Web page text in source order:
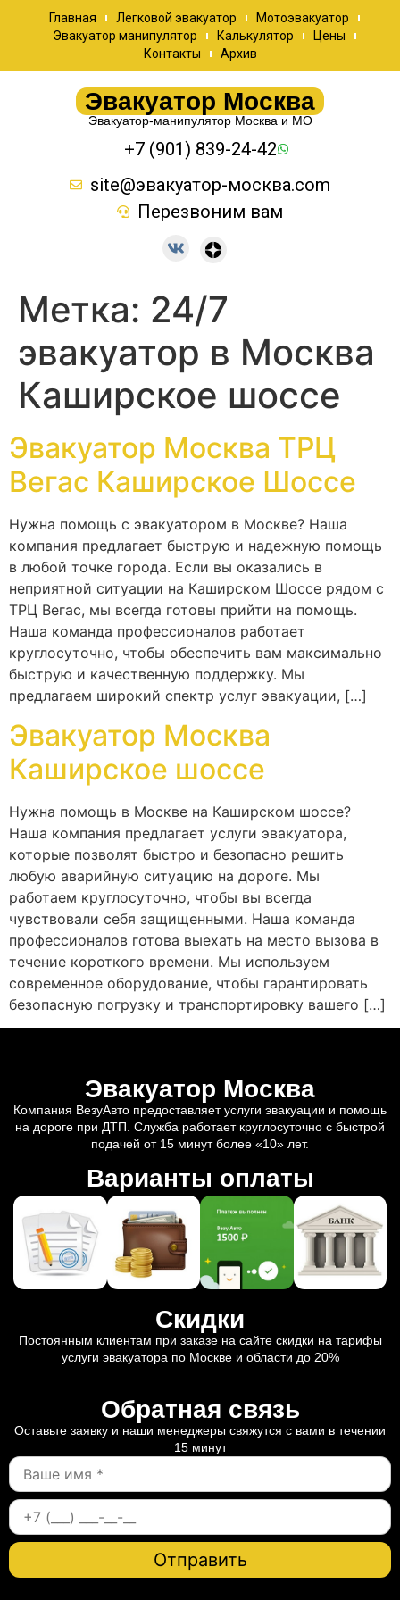
Главная Легковой эвакуатор
Мотоэвакуатор
Эвакуатор манипулятор
Калькулятор
Цены
Контакты
Архив
Эвакуатор Москва
Эвакуатор-манипулятор Москва и МО
+7 (901) 839-24-42
site@эвакуатор-москва.com
Перезвоним вам
Метка: 24/7
эвакуатор в Москва
Каширское шоссе
Эвакуатор Москва ТРЦ
Вегас Каширское Шоссе
Нужна помощь с эвакуатором в Москве? Наша
компания предлагает быструю и надежную помощь
в любой точке города. Если вы оказались в
неприятной ситуации на Каширском Шоссе рядом с
ТРЦ Вегас, мы всегда готовы прийти на помощь.
Наша команда профессионалов работает
круглосуточно, чтобы обеспечить вам максимально
быструю и качественную поддержку. Мы
предлагаем широкий спектр услуг эвакуации, […]
Эвакуатор Москва
Каширское шоссе
Нужна помощь в Москве на Каширском шоссе?
Наша компания предлагает услуги эвакуатора,
которые позволят быстро и безопасно решить
любую аварийную ситуацию на дороге. Мы
работаем круглосуточно, чтобы вы всегда
чувствовали себя защищенными. Наша команда
профессионалов готова выехать на место вызова в
течение короткого времени. Мы используем
современное оборудование, чтобы гарантировать
безопасную погрузку и транспортировку вашего […]
Эвакуатор Москва
Компания ВезуАвто предоставляет услуги эвакуации и помощь
на дороге при ДТП. Служба работает круглосуточно с быстрой
подачей от 15 минут более «10» лет.
Варианты оплаты
Скидки
Постоянным клиентам при заказе на сайте скидки на тарифы
услуги эвакуатора по Москве и области до 20%
Обратная связь
Оставьте заявку и наши менеджеры свяжутся с вами в течении
15 минут